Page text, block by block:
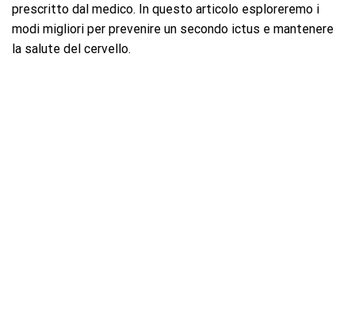
prescritto dal medico. In questo articolo esploreremo i
modi migliori per prevenire un secondo ictus e mantenere
la salute del cervello.